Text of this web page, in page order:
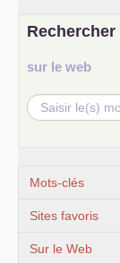
Rechercher
sur le web
Mots-clés
Sites favoris
Sur le Web